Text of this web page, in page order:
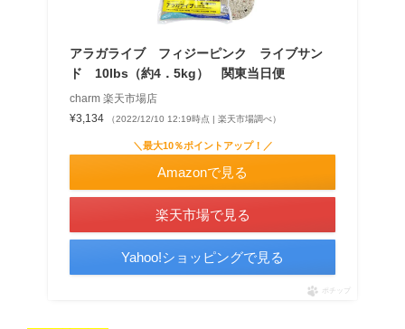
アラガライブ フィジーピンク ライブサン
ド 10lbs（約4．5kg） 関東当日便
charm 楽天市場店
¥3,134
（2022/12/10 12:19時点 | 楽天市場調べ）
＼最大10％ポイントアップ！／
Amazonで見る
楽天市場で見る
Yahoo!ショッピングで見る
ポチップ